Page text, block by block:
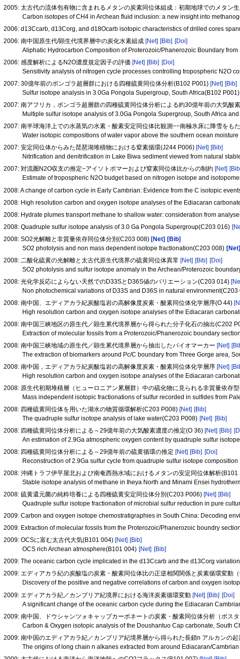
2005: 太古代の流体包有物に含まれるメタンの炭素同位体組成：初期地球でのメタン
Carbon isotopes of CH4 in Archean fluid inclusion: a new insight into
2006: d13Ccarb, d13Corg, and d18Ocarb isotopic characteristics of drilled cores
2006: 南中国原生代/顕生代境界層中の炭化水素組成 [Net] [Bib] [Doi]
Aliphatic Hydrocarbon Composition of Proterozoic/Phanerozoic Boundary from
2006: 感度解析によるN2O濃度規定因子の評価 [Net] [Bib] [Doi]
Sensitivity analysis of nitrogen cycle processes controlling tropospheric N2O
2007: 30億年前のポンゴラ超層群における四種硫黄同位体分析(B102 P001) [Net] [Bib]
Sulfur isotope analysis in 3.0Ga Pongola Supergroup, South Africa(B102 P001)
2007: 南アフリカ，ボンゴラ超層群の四種硫黄同位体分析による約30億年前の大気酸
Multiple sulfur isotope analysis of 3.0Ga Pongola Supergroup, South Africa
2007: 南半球海洋上での水蒸気の水素・酸素安定同位体比観測−−南極氷床に降雪をも
Water isotopic compositions of water vapor above the southern ocean
2007: 安定同位体からみた琵琶湖堆積物における窒素循環(J244 P006) [Net] [Bib]
Nitrification and denitrification in Lake Biwa sediment viewed from natural
2007: 対流圏N2O収支の推定−アイソトポマーおよび窒素同位体比からの制約 [Net]
Estimate of tropospheric N2O budget based on nitrogen isotope and
2008: A change of carbon cycle in Early Cambrian: Evidence from the C isotopic
2008: High resolution carbon and oxygen isotope analyses of the Ediacaran
2008: Hydrate plumes transport methane to shallow water: consideration from
2008: Quadruple sulfur isotope analysis of 3.0 Ga Pongola Supergroup(C203 016)
2008: SO2光解離と非質量依存同位体分別(C203 008)[Net] [Bib]
SO2 photolysis and non mass dependent isotope fractionation(C203 008) [Net]
2008: 二酸化硫黄の光解離と太古代原生代境界の硫黄同位体異常[Net] [Bib] [Doi]
SO2 photolysis and sulfur isotope anomaly in the Archean/Proterozoic
2008: 光化学反応によらない天然でのD33SとD36S値のバリエーション(C203 014)
Non photochemical variations of D33S and D36S in natural environment(C203
2008: 南中国、エディアカラ紀炭酸塩岩の高解像度炭素・酸素同位体化学層序(O 44)
High resolution carbon and oxygen isotope analyses of the Ediacaran
2008: 南中国三峡地区の原生代／顕生累代境界層から得られた分子化石の抽出(C202
Extraction of molecular fossils from a Proterozoic/Phanerozoic boundary
2008: 南中国三峡地域の原生代／顕生累代境界層から抽出したバイオマーカー [Net]
The extraction of biomarkers around Pc/C boundary from Three Gorge area,
2008: 南中国，エディアカラ紀炭酸塩岩の高解像度炭素・酸素同位体化学層序 [Net]
High resolution carbon and oxygen isotope analyses of the Ediacaran
2008: 原生代初期堆積層（ヒューロニアン累層群）中の硫化物に見られる非質量依存
Mass independent isotopic fractionations of sulfur recorded in sulfides from
2008: 四種硫黄同位体を用いた湖水の物質循環解析(C203 P008) [Net] [Bib]
The quadruple sulfur isotope analysis of lake water(C203 P008) [Net] [Bib]
2008: 四種硫黄同位体分析による～29億年前の大気酸素濃度の推定(O 36) [Net] [Bib]
An estimation of 2.9Ga atmospheric oxygen content by quadruple sulfur
2008: 四種硫黄同位体分析による～29億年前の硫黄循環の推定 [Net] [Bib] [Doi]
Reconstruction of 2.9Ga sulfur cycle from quadruple sulfur isotope composition
2008: 沖縄トラフ伊平屋北および南奄西熱水域におけるメタンの安定同位体解析(B101
Stable isotope analysis of methane in Iheya North and Minami Ensei
2008: 硫黄還元菌の純粋培養による四種硫黄安定同位体分別(C203 P006) [Net] [Bib]
Quadruple sulfur isotope fractionation of microbial sulfur reduction in pure
2009: Carbon and oxygen isotope chemostratigraphies in South China: Decoding
2009: Extraction of molecular fossils from the Proterozoic/Phanerozoic boundry
2009: OCSに富む太古代大気(B101 004) [Net] [Bib]
OCS rich Archean atmosphere(B101 004) [Net] [Bib]
2009: The oceanic carbon cycle implicated in the d13Ccarb and the d13Corg
2009: エディアカラ紀の炭酸塩の炭素・酸素同位体比の正逆相関関係と炭素循環変動（
Discovery of the positive and negative correlations of carbon and oxygen
2009: エディアカラ紀／カンブリア紀境界における海洋炭素循環変動[Net] [Bib] [Doi]
A significant change of the oceanic carbon cycle during the Ediacaran
2009: 南中国、ドウシャンツォキャップカーボネートの炭素・酸素同位体分析（ポス
Carbon & Oxygen isotopic analysis of the Doushantuo Cap carbonate, South
2009: 南中国のエディアカラ紀／カンブリア紀境界層から得られた長鎖n アルカンの
The origins of long chain n alkanes extracted from around Ediacaran/